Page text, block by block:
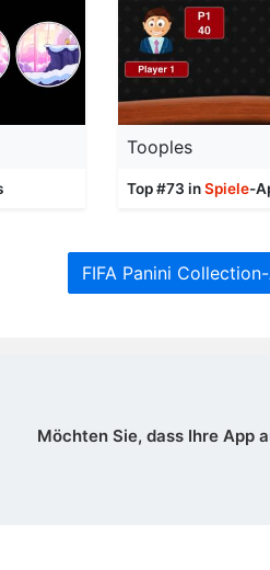
Tooples
Top #73 inSpiele-
FIFA Panini
Möchten Sie, dass Ihre App